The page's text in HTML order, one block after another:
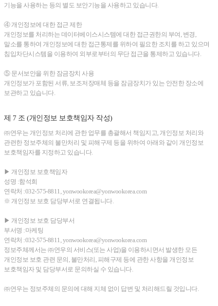
기능을 사용하는 등의 별도 보안기능을 사용하고 있습니다.
④ 개인정보에 대한 접근 제한
개인정보를 처리하는 데이터베이스시스템에 대한 접근권한의 부여, 변경,
말소를 통하여 개인정보에 대한 접근통제를 위하여 필요한 조치를 하고 있으며
침입차단시스템을 이용하여 외부로부터의 무단 접근을 통제하고 있습니다.
⑤ 문서보안을 위한 잠금장치 사용
개인정보가 포함된 서류, 보조저장매체 등을 잠금장치가 있는 안전한 장소에
보관하고 있습니다.
제 7 조 (개인정보 보호책임자 작성)
㈜연우는 개인정보 처리에 관한 업무를 총괄해서 책임지고, 개인정보 처리와
관련한 정보주체의 불만처리 및 피해구제 등을 위하여 아래와 같이 개인정보
보호책임자를 지정하고 있습니다.
▶ 개인정보 보호책임자
성명 :함석희
연락처 :032-575-8811, yonwookorea@yonwookorea.com
※ 개인정보 보호 담당부서로 연결됩니다.
▶ 개인정보 보호 담당부서
부서명 :마케팅
연락처 :032-575-8811, yonwookorea@yonwookorea.com
정보주체께서는 ㈜연우의 서비스(또는 사업)을 이용하시면서 발생한 모든
개인정보 보호 관련 문의, 불만처리, 피해구제 등에 관한 사항을 개인정보
보호책임자 및 담당부서로 문의하실 수 있습니다.
㈜연우는 정보주체의 문의에 대해 지체 없이 답변 및 처리해드릴 것입니다.